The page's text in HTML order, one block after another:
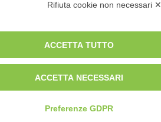
Rifiuta cookie non necessari ✕
ACCETTA TUTTO
ACCETTA NECESSARI
Preferenze GDPR